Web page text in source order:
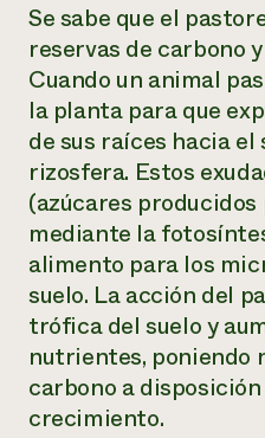
Se sabe que el
reservas de carbono
Cuando un animal
la planta para que
de sus raíces hacia
rizosfera. Estos
(azúcares
mediante la
alimento para los
suelo. La acción del
trófica del suelo y
nutrientes, poniendo
carbono a
crecimiento.